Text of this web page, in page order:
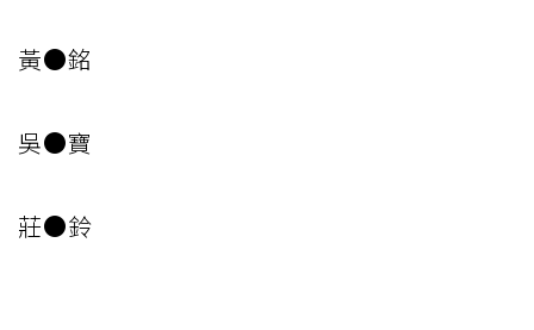
黃●銘
吳●寶
莊●鈴